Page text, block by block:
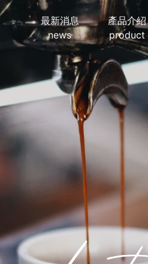
最新消息
news
產品介紹
product